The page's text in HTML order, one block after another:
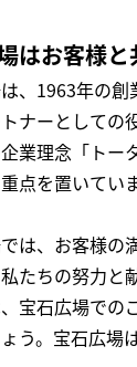
はお客様と
、1963年の
ナーとしての
業理念「トー
点を置いてい
は、お客様の
たちの努力と
宝石広場での
う。宝石広場